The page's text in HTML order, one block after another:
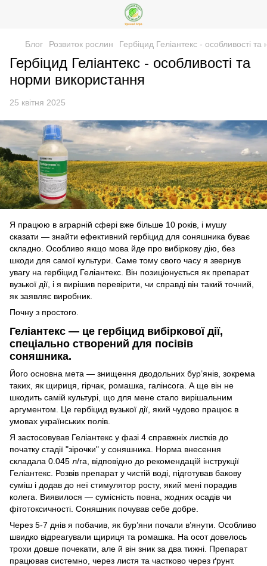
Блог Розвиток рослин Гербіцид Геліантекс - особливості
Гербіцид Геліантекс - особливості та
норми використання
25 квітня 2025
Я працюю в аграрній сфері вже більше 10 років, і мушу
сказати — знайти ефективний гербіцид для соняшника буває
складно. Особливо якщо мова йде про вибіркову дію, без
шкоди для самої культури. Саме тому свого часу я звернув
увагу на гербіцид Геліантекс. Він позиціонується як препарат
вузької дії, і я вирішив перевірити, чи справді він такий точний,
як заявляє виробник.
Почну з простого.
Геліантекс — це гербіцид вибіркової дії,
спеціально створений для посівів
соняшника.
Його основна мета — знищення дводольних бур’янів, зокрема
таких, як щириця, гірчак, ромашка, галінсога. А ще він не
шкодить самій культурі, що для мене стало вирішальним
аргументом. Це гербіцид вузької дії, який чудово працює в
умовах українських полів.
Я застосовував Геліантекс у фазі 4 справжніх листків до
початку стадії "зірочки" у соняшника. Норма внесення
складала 0.045 л/га, відповідно до рекомендацій інструкції
Геліантекс. Розвів препарат у чистій воді, підготував бакову
суміш і додав до неї стимулятор росту, який мені порадив
колега. Виявилося — сумісність повна, жодних осадів чи
фітотоксичності. Соняшник почував себе добре.
Через 5-7 днів я побачив, як бур’яни почали в’янути. Особливо
швидко відреагували щириця та ромашка. На осот довелось
трохи довше почекати, але й він зник за два тижні. Препарат
працював системно, через листя та частково через ґрунт.